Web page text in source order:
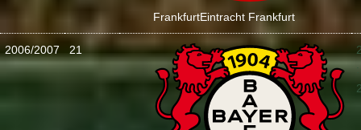
FrankfurtEintracht Frankfurt
2006/2007 21
: